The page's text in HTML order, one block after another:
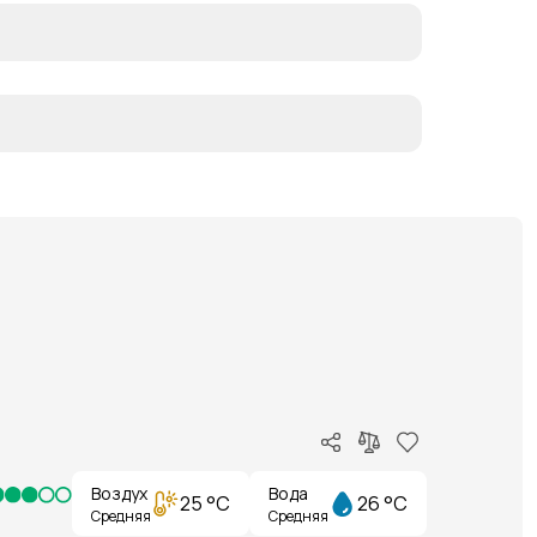
Воздух
Средняя 25 °C Вода
Средняя 26 °C